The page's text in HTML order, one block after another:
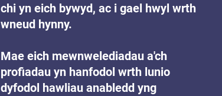
chi yn eich bywyd, ac i gael hwyl wrth
wneud hynny.
Mae eich mewnwelediadau a'ch
profiadau yn hanfodol wrth lunio
dyfodol hawliau anabledd yng